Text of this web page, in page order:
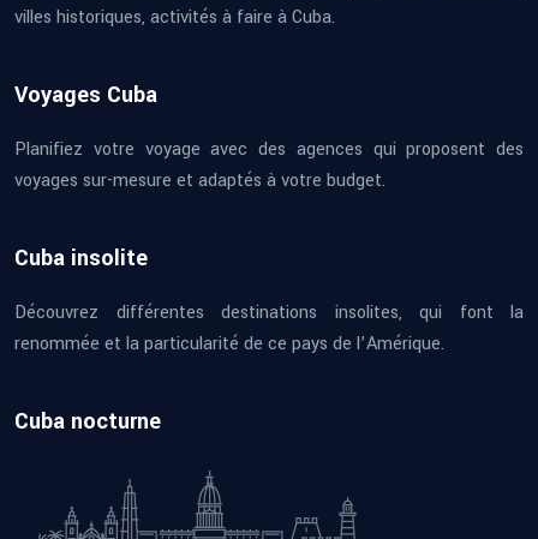
villes historiques, activités à faire à Cuba.
Voyages Cuba
Planifiez votre voyage avec des agences qui proposent des
voyages sur-mesure et adaptés à votre budget.
Cuba insolite
Découvrez différentes destinations insolites, qui font la
renommée et la particularité de ce pays de l’Amérique.
Cuba nocturne